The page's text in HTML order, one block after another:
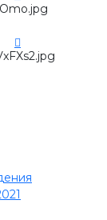
проходит V